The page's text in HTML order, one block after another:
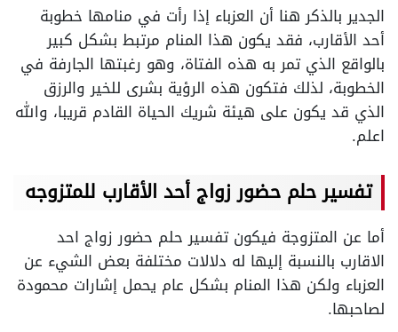
الجدير بالذكر هنا أن العزباء إذا رأت في منامها خطوبة
أحد الأقارب، فقد يكون هذا المنام مرتبط بشكل كبير
بالواقع الذي تمر به هذه الفتاة، وهو رغبتها الجارفة في
الخطوبة، لذلك فتكون هذه الرؤية بشرى للخير والرزق
الذي قد يكون على هيئة شريك الحياة القادم قريبا، والله
اعلم.
تفسير حلم حضور زواج أحد الأقارب للمتزوجه
أما عن المتزوجة فيكون تفسير حلم حضور زواج احد
الاقارب بالنسبة إليها له دلالات مختلفة بعض الشيء عن
العزباء ولكن هذا المنام بشكل عام يحمل إشارات محمودة
لصاحبها.